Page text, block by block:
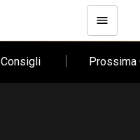
Consigli